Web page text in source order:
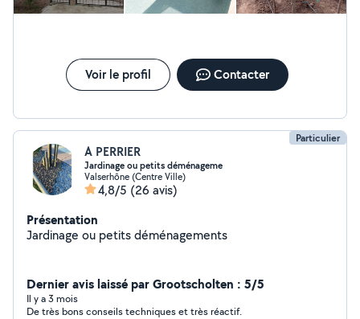
Voir le profil Contacter
Particulier
A PERRIER
Jardinage ou petits déménageme
Valserhône (Centre Ville)
4,8/5 (26 avis)
Présentation
Jardinage ou petits déménagements
Dernier avis laissé par Grootscholten : 5/5
Il y a 3 mois
De très bons conseils techniques et très réactif.